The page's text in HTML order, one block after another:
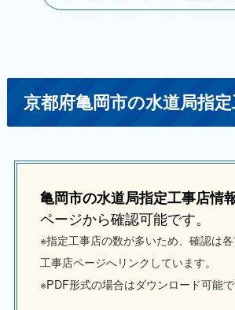
京都府亀岡市の水道局指
亀岡市の水道局指定工事店情
ページから確認可能です。
※指定工事店の数が多いため、確認は
工事店ページへリンクしています。
※PDF形式の場合はダウンロード可能で